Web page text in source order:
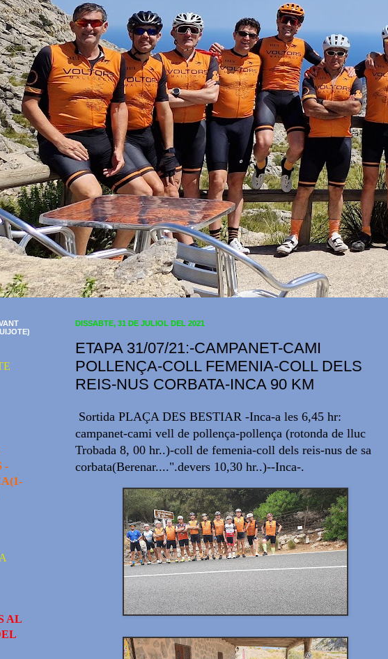
DISSABTE, 31 DE JULIOL DEL 2021
ETAPA 31/07/21:-CAMPANET-CAMI
POLLENÇA-COLL FEMENIA-COLL DELS
REIS-NUS CORBATA-INCA 90 KM
Sortida PLAÇA DES BESTIAR -Inca-a les 6,45 hr:
campanet-cami vell de pollença-pollença (rotonda de lluc
Trobada 8, 00 hr..)-coll de femenia-coll dels reis-nus de sa
corbata(Berenar....".devers 10,30 hr..)--Inca-.
-
AL